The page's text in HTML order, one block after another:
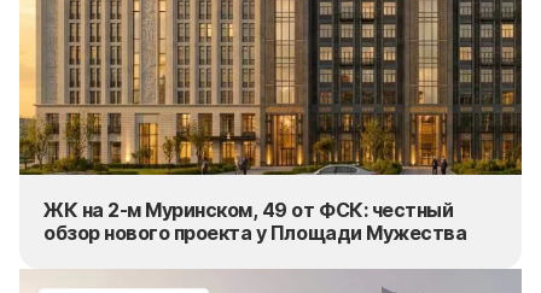
ЖК на 2-м Муринском, 49 от ФСК: честный
обзор нового проекта у Площади Мужества